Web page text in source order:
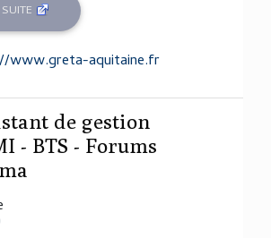
www.greta-aquitaine.fr
de gestion
- BTS - Forums